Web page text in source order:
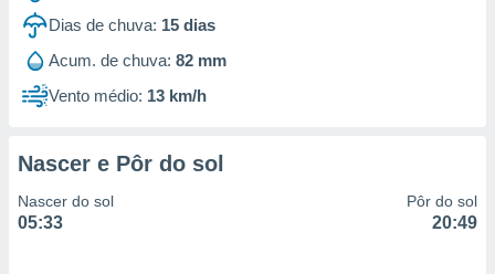
Dias de chuva: 15 dias
Acum. de chuva: 82 mm
Vento médio: 13 km/h
Nascer e Pôr do sol
Nascer do sol
05:33
Pôr do sol
20:49